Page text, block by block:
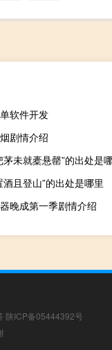
软件开发
剧情介绍
茅未就橐悬罄”的出处是
酒且登山”的出处是哪里
晚成第一季剧情介绍
陕ICP备05444392号